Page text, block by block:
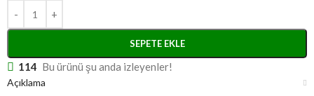
SEPETE EKLE
114 Bu ürünü şu anda izleyenler!
Açıklama